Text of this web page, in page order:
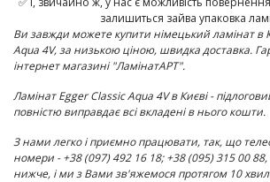
залишиться зайва упаковка
Ви завжди можете купити німецький ламінат в
Aqua 4V,за низькою ціною, швидка доставка.
інтернет магазині "ЛамінатАРТ".
ЛамінатEgger Classic Aqua 4V в Києві -
повністю виправдає всі вкладені в нього кошти.
З нами легко і приємно працювати, так, що
номери - +38 (097) 492 16 18; +38 (095) 315 00
нижче, і ми з Вами зв'яжемося протягом 10